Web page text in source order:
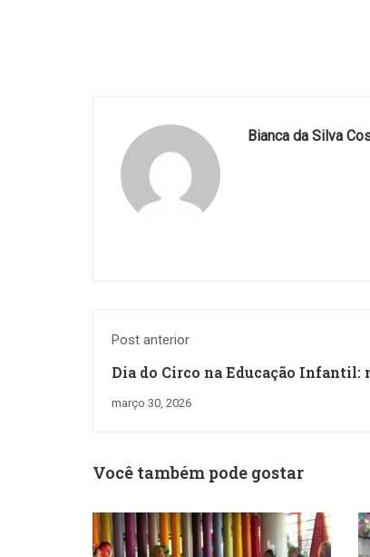
Bianca da Silva
Post anterior
Dia do Circo na Educação Infantil:
aprendizado em cena.
março 30, 2026
Você também pode gostar